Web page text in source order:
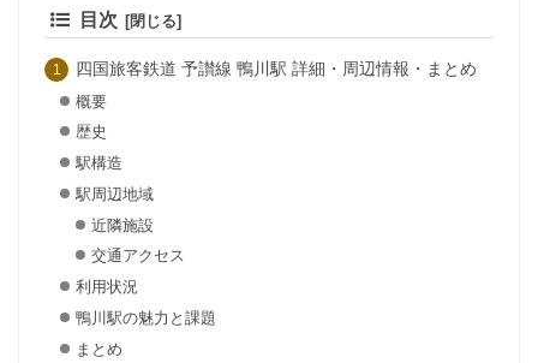
目次
四国旅客鉄道 予讃線 鴨川駅 詳細・周辺情報・まとめ
概要
歴史
駅構造
駅周辺地域
近隣施設
交通アクセス
利用状況
鴨川駅の魅力と課題
まとめ